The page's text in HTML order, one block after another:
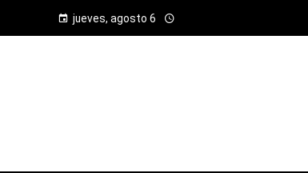
jueves, agosto 6